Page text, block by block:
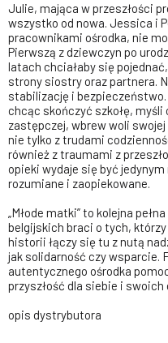
Julie, mająca w przeszłości
wszystko od nowa. Jessica i
pracownikami ośrodka, nie
Pierwszą z dziewczyn po
latach chciałaby się
strony siostry oraz partnera.
stabilizację i
chcąc skończyć szkołę,
zastępczej, wbrew woli
nie tylko z trudami
również z traumami z
opieki wydaje się być
rozumiane i zaopiekowane.
„Młode matki” to kolejna
belgijskich braci o tych, którzy
historii łączy się tu z nutą
jak solidarność czy wsparcie.
autentycznego ośrodka
przyszłość dla siebie i swoich
opis dystrybutora